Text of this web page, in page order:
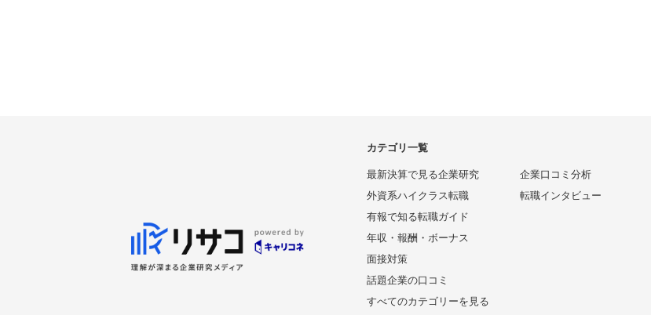
カテゴリ一覧
最新決算で見る企業研究
外資系ハイクラス転職
有報で知る転職ガイド
年収・報酬・ボーナス
面接対策
話題企業の口コミ
企業口コミ分析
転職インタビュー
すべてのカテゴリーを見る